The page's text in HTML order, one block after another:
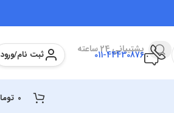
پشتیبانی 24 ساعته
011-44430876 ثبت نام/ورود